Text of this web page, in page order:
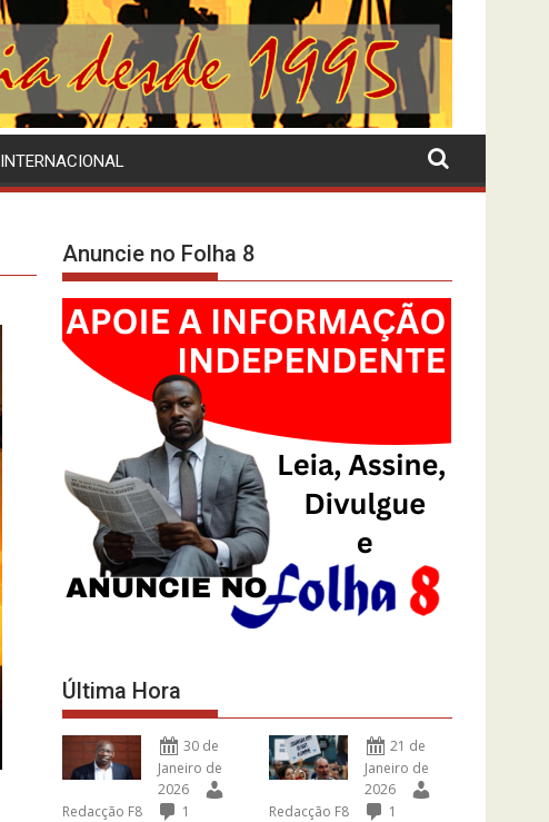
INTERNACIONAL
Anuncie no Folha 8
Última Hora
30 de
Janeiro de
2026
Redacção F8
1
21 de
Janeiro de
2026
Redacção F8
1